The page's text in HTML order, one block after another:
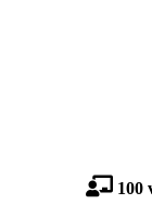
100